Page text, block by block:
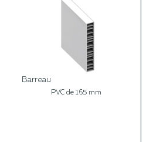
Barreau
PVC de 165 mm